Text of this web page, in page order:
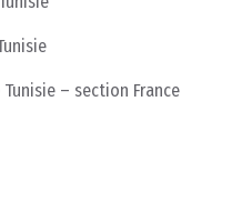
– section France